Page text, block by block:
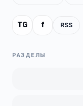
TG f RSS
РАЗДЕЛЫ